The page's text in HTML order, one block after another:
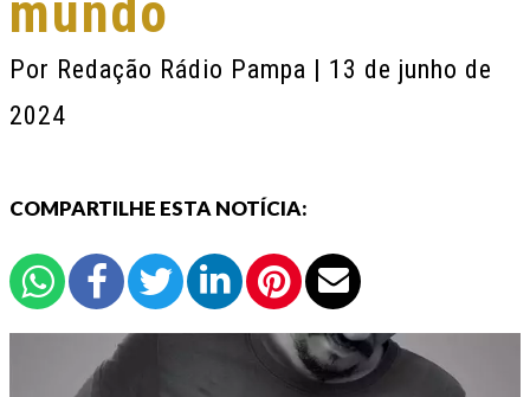
mundo
Por Redação Rádio Pampa | 13 de junho de
2024
COMPARTILHE ESTA NOTÍCIA: